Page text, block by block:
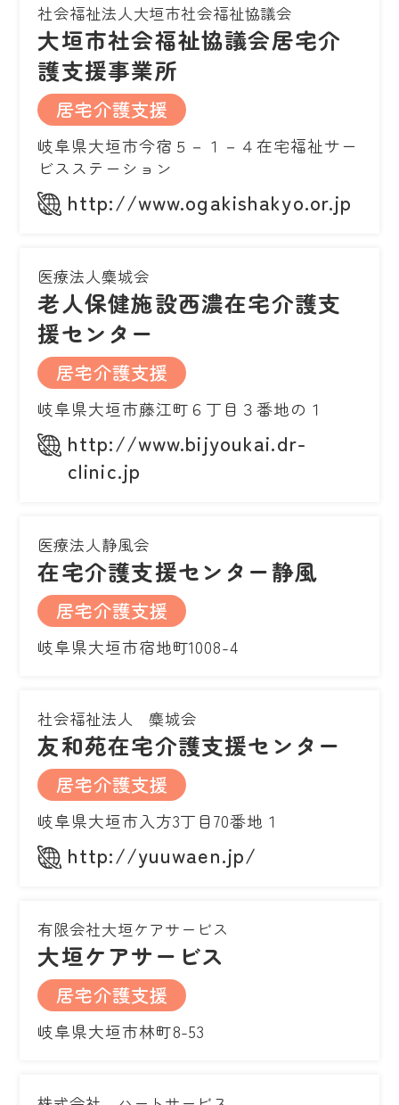
社会福祉法人大垣市社会福祉協議会
大垣市社会福祉協議会居宅介
護支援事業所
居宅介護支援
岐阜県大垣市今宿５－１－４在宅福祉サー
ビスステーション
http://www.ogakishakyo.or.jp
医療法人麋城会
老人保健施設西濃在宅介護支
援センター
居宅介護支援
岐阜県大垣市藤江町６丁目３番地の１
http://www.bijyoukai.dr-
clinic.jp
医療法人静風会
在宅介護支援センター静風
居宅介護支援
岐阜県大垣市宿地町1008-4
社会福祉法人 麋城会
友和苑在宅介護支援センター
居宅介護支援
岐阜県大垣市入方3丁目70番地１
http://yuuwaen.jp/
有限会社大垣ケアサービス
大垣ケアサービス
居宅介護支援
岐阜県大垣市林町8-53